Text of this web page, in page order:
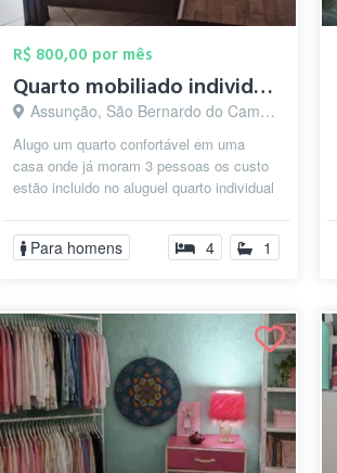
R$ 800,00 por mês
Quarto mobiliado individual
Assunção, São Bernardo do Campo - SP
Alugo um quarto confortável em uma
casa onde já moram 3 pessoas os custo
estão incluido no aluguel quarto individual
Para homens 4 1